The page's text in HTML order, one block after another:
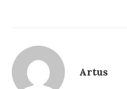
Artus